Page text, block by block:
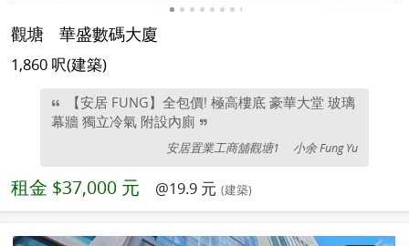
觀塘 華盛數碼大廈
1,860 呎(建築)
【安居 FUNG】全包價! 極高樓底 豪華大堂 玻璃
幕牆 獨立冷氣 附設內廁
安居置業工商舖觀塘1 小余 Fung Yu
租金 $37,000 元 @19.9 元 (建築)